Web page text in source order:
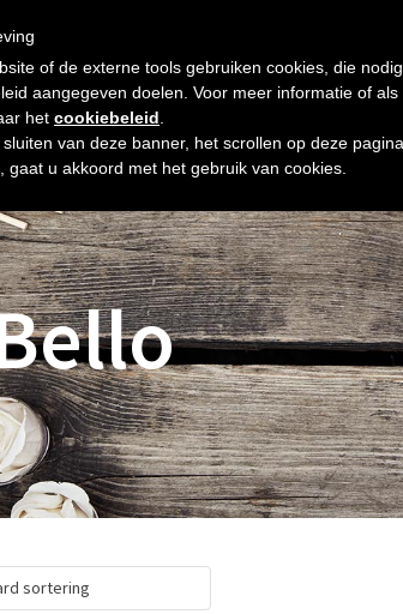
OVER ONS
of de externe tools gebruiken cookies, die
aangegeven doelen. Voor meer informatie of
het cookiebeleid
sluiten van deze banner, het scrollen op deze
gaat u akkoord met het gebruik van cookies.